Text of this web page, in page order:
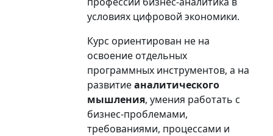
условиях цифровой экономики.
Курс ориентирован не на
освоение отдельных
программных инструментов, а на
развитиеаналитического
мышления, умения работать с
бизнес-проблемами,
требованиями, процессами и